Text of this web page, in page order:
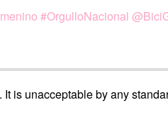
#OrgulloNacional
is unacceptable by any